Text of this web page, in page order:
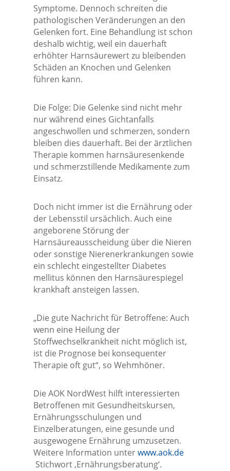
Symptome. Dennoch schreiten die
pathologischen Veränderungen an den
Gelenken fort. Eine Behandlung ist schon
deshalb wichtig, weil ein dauerhaft
erhöhter Harnsäurewert zu bleibenden
Schäden an Knochen und Gelenken
führen kann.
Die Folge: Die Gelenke sind nicht mehr
nur während eines Gichtanfalls
angeschwollen und schmerzen, sondern
bleiben dies dauerhaft. Bei der ärztlichen
Therapie kommen harnsäuresenkende
und schmerzstillende Medikamente zum
Einsatz.
Doch nicht immer ist die Ernährung oder
der Lebensstil ursächlich. Auch eine
angeborene Störung der
Harnsäureausscheidung über die Nieren
oder sonstige Nierenerkrankungen sowie
ein schlecht eingestellter Diabetes
mellitus können den Harnsäurespiegel
krankhaft ansteigen lassen.
„Die gute Nachricht für Betroffene: Auch
wenn eine Heilung der
Stoffwechselkrankheit nicht möglich ist,
ist die Prognose bei konsequenter
Therapie oft gut“, so Wehmhöner.
Die AOK NordWest hilft interessierten
Betroffenen mit Gesundheitskursen,
Ernährungsschulungen und
Einzelberatungen, eine gesunde und
ausgewogene Ernährung umzusetzen.
Weitere Information unterwww.aok.de
Stichwort ‚Ernährungsberatung‘.